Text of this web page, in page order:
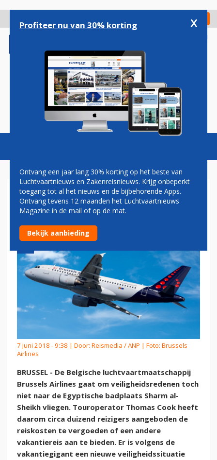
gaan
Check in
Magazine Podcasts Vacatures
BRUSSELS AIRLINES SCHRAPT
VLUCHTEN NAAR SINAÏ
7 juni 2018 - 9:38 | Door: Reismedia / ANP | Foto: Brussels
Airlines
BRUSSEL - De Belgische luchtvaartmaatschappij
Brussels Airlines gaat om veiligheidsredenen toch
niet naar de Egyptische badplaats Sharm al-
Sheikh vliegen. Touroperator Thomas Cook heeft
daarom circa duizend reizigers aangeboden de
reiskosten te vergoeden of een andere
vakantiereis aan te bieden. Er is volgens de
vakantiegigant een nieuwe veiligheidssituatie
Profiteer nu van 30% korting x
Ontvang een jaar lang 30% korting op het beste van
Luchtvaartnieuws en Zakenreisnieuws. Krijg onbeperkt
toegang tot al het nieuws en de bijbehorende Apps.
Ontvang tevens 12 maanden het Luchtvaartnieuws
Magazine in de mail of op de mat.
Bekijk aanbieding